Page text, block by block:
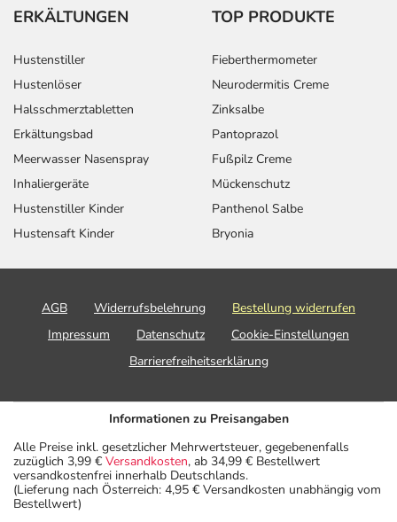
ERKÄLTUNGEN
Hustenstiller
Hustenlöser
Halsschmerztabletten
Erkältungsbad
Meerwasser Nasenspray
Inhaliergeräte
Hustenstiller Kinder
Hustensaft Kinder
TOP PRODUKTE
Fieberthermometer
Neurodermitis Creme
Zinksalbe
Pantoprazol
Fußpilz Creme
Mückenschutz
Panthenol Salbe
Bryonia
AGB Widerrufsbelehrung
Bestellung widerrufen
Impressum
Datenschutz
Cookie-Einstellungen
Barrierefreiheitserklärung
Informationen zu Preisangaben
Alle Preise inkl. gesetzlicher Mehrwertsteuer, gegebenenfalls
zuzüglich 3,99 € Versandkosten, ab 34,99 € Bestellwert
versandkostenfrei innerhalb Deutschlands.
(Lieferung nach Österreich: 4,95 € Versandkosten unabhängig vom
Bestellwert)